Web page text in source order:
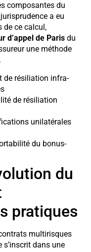
composantes du
a eu
de ce calcul,
d’appel de Paris du
une méthode
de résiliation infra-
de résiliation
unilatérales
du bonus-
du
pratiques
multirisques
dans une